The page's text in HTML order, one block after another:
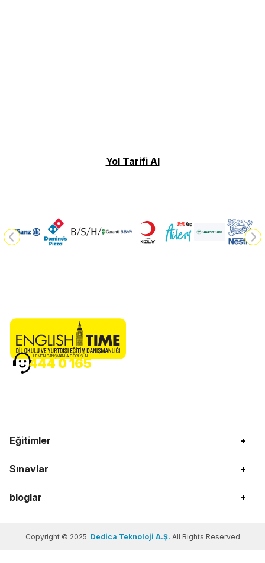
Yol Tarifi Al
Eğitimler +
Sınavlar +
bloglar +
HEMEN DANIŞMANLA GÖRÜŞÜN
444 0 165
Copyright © 2025 Dedica Teknoloji A.Ş. All Rights Reserved